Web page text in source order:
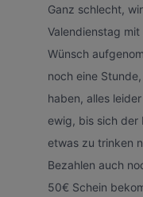
Ganz schlecht,
Valendienstag
Wünsch
noch eine
haben, alles
ewig, bis sich der
etwas zu trinken
Bezahlen auch
50€ Schein